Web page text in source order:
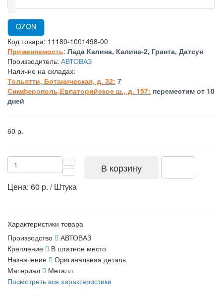
OZON
Код товара: 11180-1001498-00
Применяемость: Лада Калина, Калина-2, Гранта, Датсун
Производитель: АВТОВАЗ
Наличие на складах:
Тольятти, Ботаническая, д. 32: 7
Симферополь,Евпаторийское ш., д. 157: переместим от 10
дней
60 р.
В корзину
Цена: 60 р. / Штука
Характеристики товара
Производство
АВТОВАЗ
Крепление
В штатное место
Назначение
Оригинальная деталь
Материал
Металл
Посмотреть все характеристики